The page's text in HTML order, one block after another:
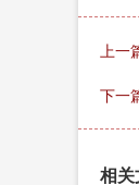
上一
下一
相